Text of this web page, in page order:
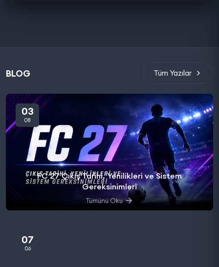
BLOG Tüm Yazılar
03
08
FC 27 Çıkış Tarihi, Yenilikleri ve Sistem
Gereksinimleri
Tümünü Oku
07
06